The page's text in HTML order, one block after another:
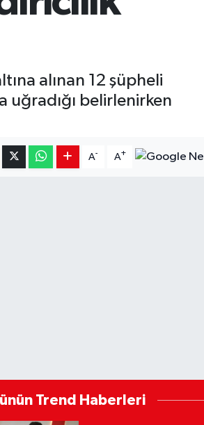
alınan 12 şüpheli
uğradığı belirlenirken
A- A+
Trend Haberleri